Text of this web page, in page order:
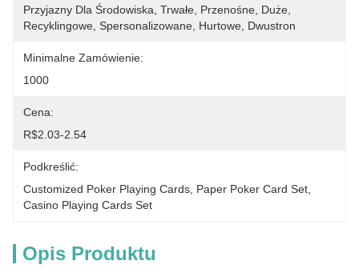
Przyjazny Dla Środowiska, Trwałe, Przenośne, Duże,
Recyklingowe, Spersonalizowane, Hurtowe, Dwustron
Minimalne Zamówienie:
1000
Cena:
R$2.03-2.54
Podkreślić:
Customized Poker Playing Cards Paper Poker Card Set
Casino Playing Cards Set
Opis Produktu